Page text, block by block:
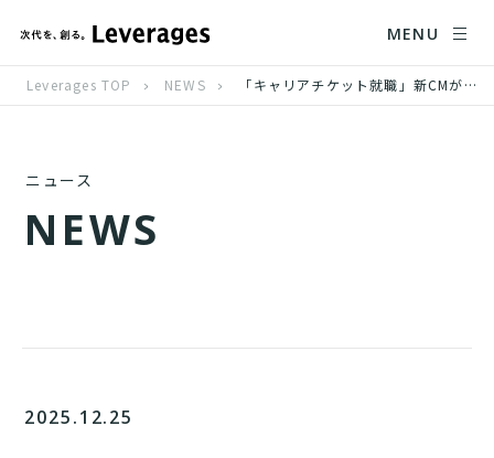
MENU
Leverages TOP NEWS 「キャリアチケット就職」新CMが12月21日(日)より放映開始、 原 菜乃華さんが軽やかな歌声を披露
ニュース
NEWS
2025.12.25